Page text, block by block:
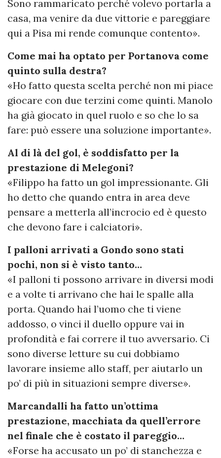
Sono rammaricato perché volevo portarla a
casa, ma venire da due vittorie e pareggiare
qui a Pisa mi rende comunque contento».
Come mai ha optato per Portanova come
quinto sulla destra?
«Ho fatto questa scelta perché non mi piace
giocare con due terzini come quinti. Manolo
ha già giocato in quel ruolo e so che lo sa
fare: può essere una soluzione importante».
Al di là del gol, è soddisfatto per la
prestazione di Melegoni?
«Filippo ha fatto un gol impressionante. Gli
ho detto che quando entra in area deve
pensare a metterla all’incrocio ed è questo
che devono fare i calciatori».
I palloni arrivati a Gondo sono stati
pochi, non si è visto tanto…
«I palloni ti possono arrivare in diversi modi
e a volte ti arrivano che hai le spalle alla
porta. Quando hai l’uomo che ti viene
addosso, o vinci il duello oppure vai in
profondità e fai correre il tuo avversario. Ci
sono diverse letture su cui dobbiamo
lavorare insieme allo staff, per aiutarlo un
po’ di più in situazioni sempre diverse».
Marcandalli ha fatto un’ottima
prestazione, macchiata da quell’errore
nel finale che è costato il pareggio…
«Forse ha accusato un po’ di stanchezza e